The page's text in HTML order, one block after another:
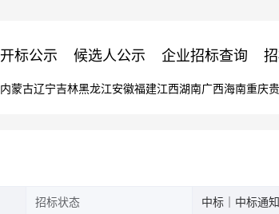
开标公示 候选人公示 企业招标查询
内蒙古辽宁吉林黑龙江安徽福建江西湖南广西海南重庆
招标状态 中标｜中标通知